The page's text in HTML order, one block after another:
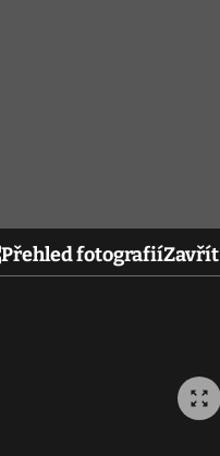
Přehled fotografiíZavřít